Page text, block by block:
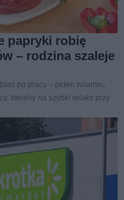
papryki robię
– rodzina szaleje
po pracy – pełen witamin,
Idealny na szybki relaks przy